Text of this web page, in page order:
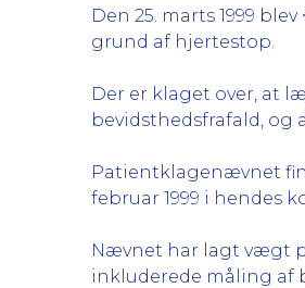
Den 25. marts 1999
grund af hjertestop.
Der er klaget over, at
bevidsthedsfrafald,
Patientklagenævnet
februar 1999 i hendes
Nævnet har lagt vægt
inkluderede måling af